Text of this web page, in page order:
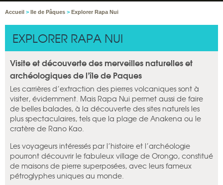
Accueil > Ile de Pâques > Explorer Rapa Nui
EXPLORER RAPA NUI
Visite et découverte des merveilles naturelles et
archéologiques de l’île de Paques
Les carrières d’extraction des pierres volcaniques sont à
visiter, évidemment. Mais Rapa Nui permet aussi de faire
de belles balades, à la découverte des sites naturels les
plus spectaculaires, tels que la plage de Anakena ou le
cratère de Rano Kao.
Les voyageurs intéressés par l’histoire et l’archéologie
pourront découvrir le fabuleux village de Orongo, constitué
de maisons de pierre superposées, avec leurs fameux
pétroglyphes uniques au monde.